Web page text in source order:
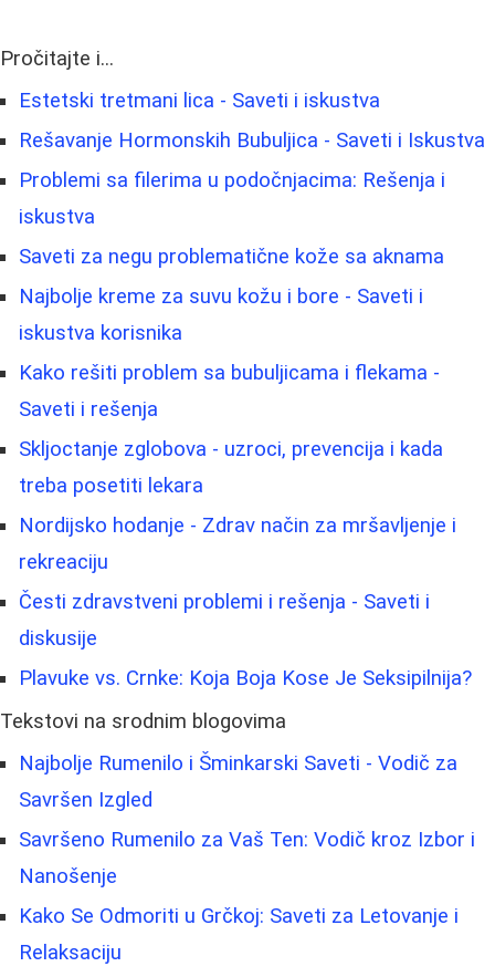
Pročitajte i...
Estetski tretmani lica - Saveti i iskustva
Rešavanje Hormonskih Bubuljica - Saveti i Iskustva
Problemi sa filerima u podočnjacima: Rešenja i
iskustva
Saveti za negu problematične kože sa aknama
Najbolje kreme za suvu kožu i bore - Saveti i
iskustva korisnika
Kako rešiti problem sa bubuljicama i flekama -
Saveti i rešenja
Skljoctanje zglobova - uzroci, prevencija i kada
treba posetiti lekara
Nordijsko hodanje - Zdrav način za mršavljenje i
rekreaciju
Česti zdravstveni problemi i rešenja - Saveti i
diskusije
Plavuke vs. Crnke: Koja Boja Kose Je Seksipilnija?
Tekstovi na srodnim blogovima
Najbolje Rumenilo i Šminkarski Saveti - Vodič za
Savršen Izgled
Savršeno Rumenilo za Vaš Ten: Vodič kroz Izbor i
Nanošenje
Kako Se Odmoriti u Grčkoj: Saveti za Letovanje i
Relaksaciju